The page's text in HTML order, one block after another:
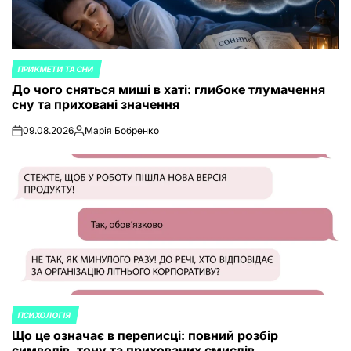
POSTED
IN
ПРИКМЕТИ ТА СНИ
До чого сняться миші в хаті: глибоке тлумачення
сну та приховані значення
on09.08.2026Posted
Марія Бобренко
POSTED
IN
ПСИХОЛОГІЯ
Що це означає в переписці: повний розбір